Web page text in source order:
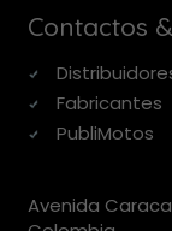
Contactos
Fabricantes
PubliMotos
Avenida